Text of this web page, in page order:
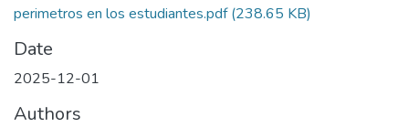
perimetros en los estudiantes.pdf(238.65 KB)
Date
2025-12-01
Authors